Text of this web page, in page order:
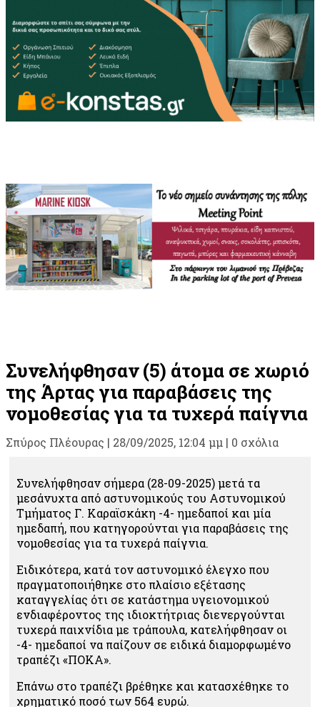
Συνελήφθησαν (5) άτομα σε χωριό
της Άρτας για παραβάσεις της
νομοθεσίας για τα τυχερά παίγνια
Σπύρος Πλέουρας | 28/09/2025, 12:04 μμ | 0 σχόλια
Συνελήφθησαν σήμερα (28-09-2025) μετά τα
μεσάνυχτα από αστυνομικούς του Αστυνομικού
Τμήματος Γ. Καραϊσκάκη -4- ημεδαποί και μία
ημεδαπή, που κατηγορούνται για παραβάσεις της
νομοθεσίας για τα τυχερά παίγνια.
Ειδικότερα, κατά τον αστυνομικό έλεγχο που
πραγματοποιήθηκε στο πλαίσιο εξέτασης
καταγγελίας ότι σε κατάστημα υγειονομικού
ενδιαφέροντος της ιδιοκτήτριας διενεργούνται
τυχερά παιχνίδια με τράπουλα, κατελήφθησαν οι
-4- ημεδαποί να παίζουν σε ειδικά διαμορφωμένο
τραπέζι «ΠΟΚΑ».
Επάνω στο τραπέζι βρέθηκε και κατασχέθηκε το
χρηματικό ποσό των 564 ευρώ.